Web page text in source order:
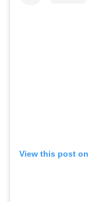
View this post